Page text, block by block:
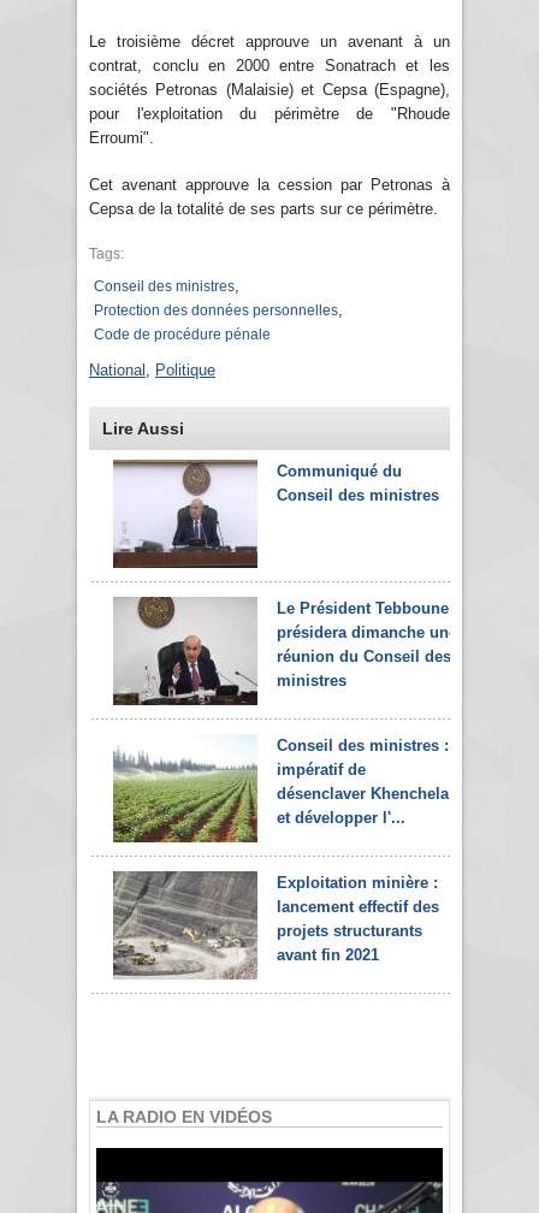
Le troisième décret approuve un avenant à un
contrat, conclu en 2000 entre Sonatrach et les
sociétés Petronas (Malaisie) et Cepsa (Espagne),
pour l'exploitation du périmètre de "Rhoude
Erroumi".
Cet avenant approuve la cession par Petronas à
Cepsa de la totalité de ses parts sur ce périmètre.
Tags:
Conseil des ministres
Protection des données personnelles
Code de procédure pénale
National Politique
Lire Aussi
Communiqué du
Conseil des ministres
Le Président Tebboune
présidera dimanche une
réunion du Conseil des
ministres
Conseil des ministres :
impératif de
désenclaver Khenchela
et développer l'...
Exploitation minière :
lancement effectif des
projets structurants
avant fin 2021
LA RADIO EN VIDÉOS